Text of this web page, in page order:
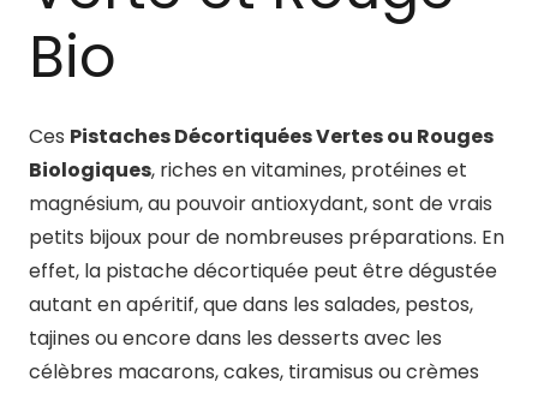
Bio
Ces Pistaches Décortiquées Vertes ou Rouges
Biologiques, riches en vitamines, protéines et
magnésium, au pouvoir antioxydant, sont de vrais
petits bijoux pour de nombreuses préparations. En
effet, la pistache décortiquée peut être dégustée
autant en apéritif, que dans les salades, pestos,
tajines ou encore dans les desserts avec les
célèbres macarons, cakes, tiramisus ou crèmes